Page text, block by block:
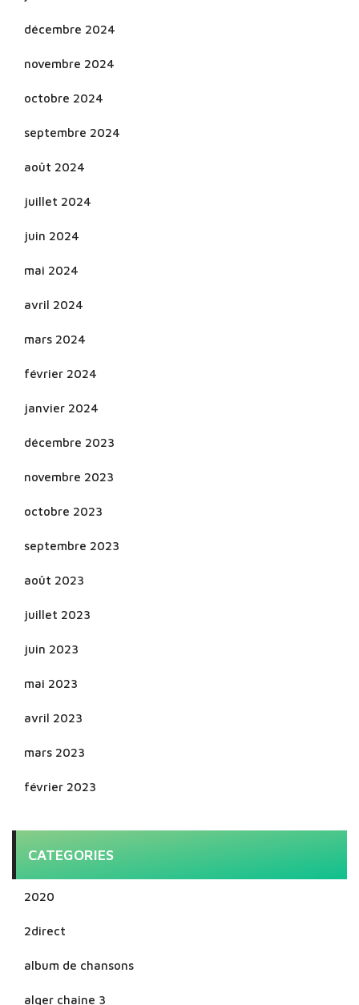
décembre 2024
novembre 2024
octobre 2024
septembre 2024
août 2024
juillet 2024
juin 2024
mai 2024
avril 2024
mars 2024
février 2024
janvier 2024
décembre 2023
novembre 2023
octobre 2023
septembre 2023
août 2023
juillet 2023
juin 2023
mai 2023
avril 2023
mars 2023
février 2023
CATEGORIES
2020
2direct
album de chansons
alger chaine 3